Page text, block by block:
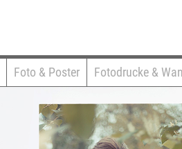
Foto & Poster Fotodrucke &